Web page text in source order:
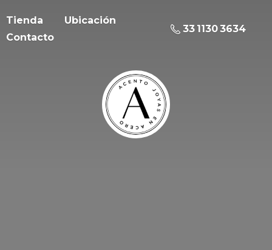
Tienda
Ubicación
Contacto
33 1130 3634